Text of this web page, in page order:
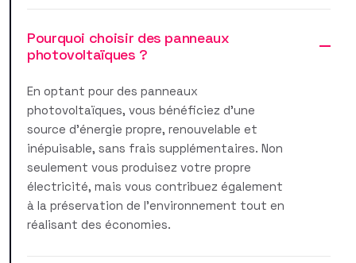
Pourquoi choisir des panneaux
photovoltaïques ?
En optant pour des panneaux
photovoltaïques, vous bénéficiez d'une
source d'énergie propre, renouvelable et
inépuisable, sans frais supplémentaires. Non
seulement vous produisez votre propre
électricité, mais vous contribuez également
à la préservation de l'environnement tout en
réalisant des économies.